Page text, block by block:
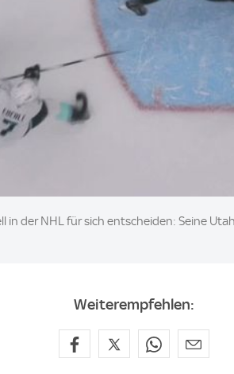
der NHL für sich entscheiden: Seine
Weiterempfehlen: